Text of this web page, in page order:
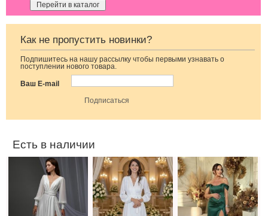
Перейти в каталог
Как не пропустить новинки?
Подпишитесь на нашу рассылку чтобы первыми узнавать о
поступлении нового товара.
Ваш E-mail
Есть в наличии
Свадебное белое
длинное
атласное платье
в пол c рукавами
Длинное белое
вечернее платье
невесты
Вечернее